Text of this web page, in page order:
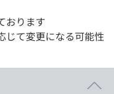
おります
て変更になる可能性